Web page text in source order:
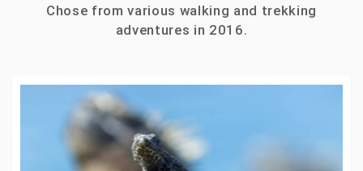
Chose from various walking and trekking
adventures in 2016.